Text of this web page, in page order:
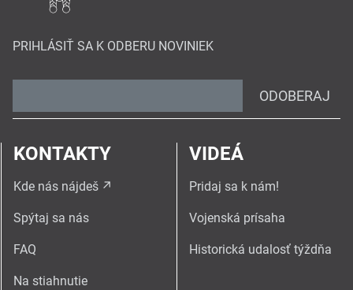
PRIHLÁSIŤ SA K ODBERU NOVINIEK
ODOBERAJ
KONTAKTY
Kde nás nájdeš
Spýtaj sa nás
FAQ
Na stiahnutie
VIDEÁ
Pridaj sa k nám!
Vojenská prísaha
Historická udalosť týždňa